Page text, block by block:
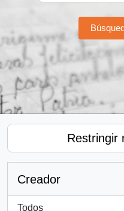
Restringir
Creador
Todos